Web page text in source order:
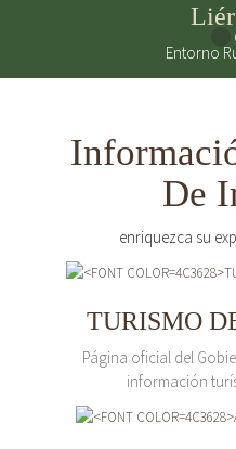
Entorno
De
enriquezca su
TURISMO
Página oficial del
información